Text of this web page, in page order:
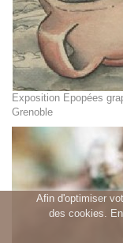
Afin d'optimiser
des cookies.
Exposition Epopées
Grenoble